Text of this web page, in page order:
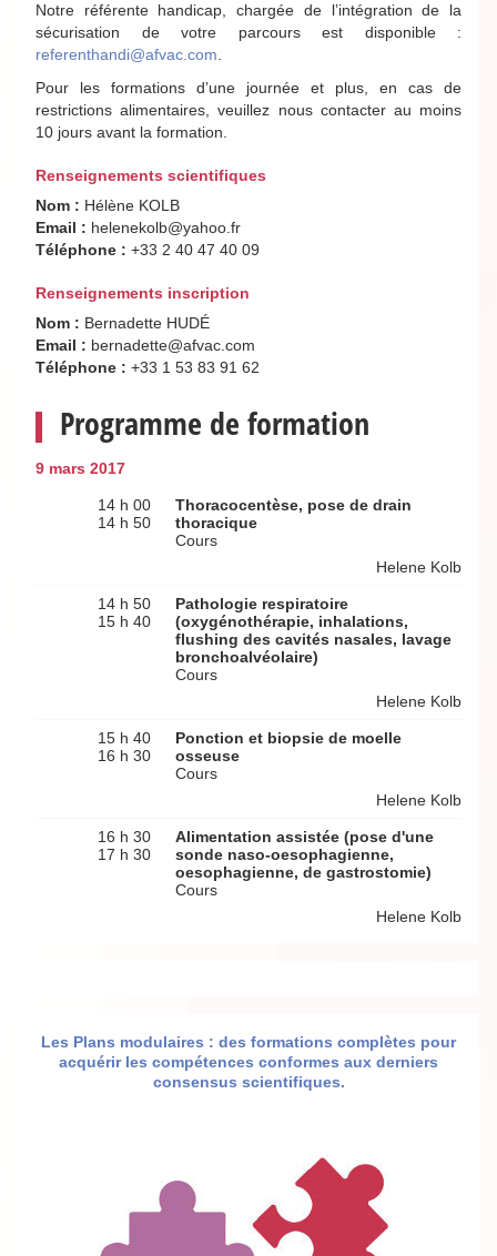
Notre référente handicap, chargée de l’intégration de la
sécurisation de votre parcours est disponible :
referenthandi@afvac.com
Pour les formations d’une journée et plus, en cas de
restrictions alimentaires, veuillez nous contacter au moins
10 jours avant la formation.
Renseignements scientifiques
Nom : Hélène KOLB
Email : helenekolb@yahoo.fr
Téléphone : +33 2 40 47 40 09
Renseignements inscription
Nom : Bernadette HUDÉ
Email : bernadette@afvac.com
Téléphone : +33 1 53 83 91 62
Programme de formation
9 mars 2017
14 h 00
14 h 50
Thoracocentèse, pose de drain
thoracique
Cours
Helene Kolb
14 h 50
15 h 40
Pathologie respiratoire
(oxygénothérapie, inhalations,
flushing des cavités nasales, lavage
bronchoalvéolaire)
Cours
Helene Kolb
15 h 40
16 h 30
Ponction et biopsie de moelle
osseuse
Cours
Helene Kolb
16 h 30
17 h 30
Alimentation assistée (pose d'une
sonde naso-oesophagienne,
oesophagienne, de gastrostomie)
Cours
Helene Kolb
Les Plans modulaires : des formations complètes pour
acquérir les compétences conformes aux derniers
consensus scientifiques.